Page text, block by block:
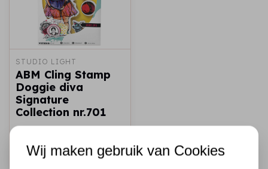
STUDIO LIGHT
ABM Cling Stamp
Doggie diva
Signature
Collection nr.701
Snel toevoegen
Wij maken gebruik van Cookies